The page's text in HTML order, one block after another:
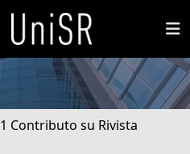
1 Contributo su Rivista